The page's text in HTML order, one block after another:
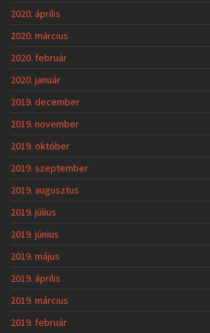
2020. április
2020. március
2020. február
2020. január
2019. december
2019. november
2019. október
2019. szeptember
2019. augusztus
2019. július
2019. június
2019. május
2019. április
2019. március
2019. február